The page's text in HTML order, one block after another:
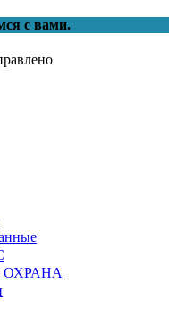
с вами.
ОХРАНА